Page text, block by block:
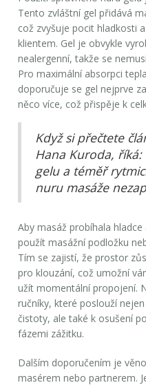
Tento zvláštní gel přidává
což zvyšuje pocit hladkosti
klientem. Gel je obvykle
nealergenní, takže se
Pro maximální absorpci
doporučuje se gel nejprve
něco více, což přispěje k
Když si přečtete
Hana Kuroda,
gelu a téměř
nuru masáže
Aby masáž probíhala
použít masážní podložku
Tím se zajistí, že prostor
pro klouzání, což umožní
užít momentální propojení.
ručníky, které poslouží
čistoty, ale také k osušení
fázemi zážitku.
Dalším doporučením je
masérem nebo partnerem.